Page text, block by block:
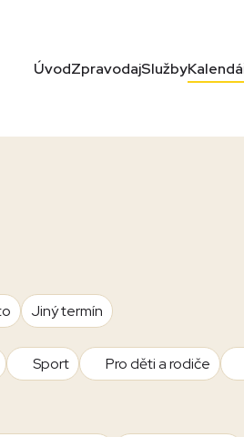
ÚvodZpravodajSlužby
Jiný termín
Sport Pro děti a rodiče